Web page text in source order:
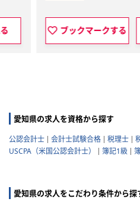
ブックマークする
愛知県の求人を資格から探す
公認会計士 会計士試験合格 税理士
USCPA（米国公認会計士）
簿記1級
愛知県の求人をこだわり条件から探